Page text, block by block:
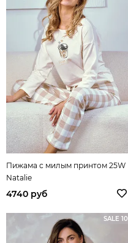
Пижама с милым принтом 25W
Natalie
4740 руб
SALE 10